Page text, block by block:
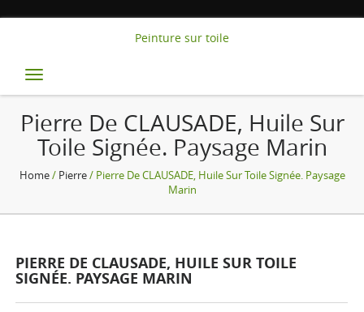
Peinture sur toile
Toggle
navigation
Pierre De CLAUSADE, Huile Sur
Toile Signée. Paysage Marin
Home/ Pierre/ Pierre De CLAUSADE, Huile Sur Toile Signée. Paysage
Marin
PIERRE DE CLAUSADE, HUILE SUR TOILE
SIGNÉE. PAYSAGE MARIN